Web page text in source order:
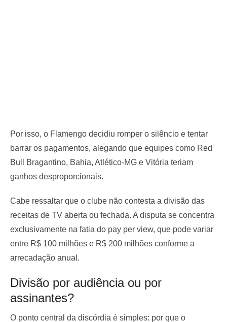
Por isso, o Flamengo decidiu romper o silêncio e tentar
barrar os pagamentos, alegando que equipes como Red
Bull Bragantino, Bahia, Atlético-MG e Vitória teriam
ganhos desproporcionais.
Cabe ressaltar que o clube não contesta a divisão das
receitas de TV aberta ou fechada. A disputa se concentra
exclusivamente na fatia do pay per view, que pode variar
entre R$ 100 milhões e R$ 200 milhões conforme a
arrecadação anual.
Divisão por audiência ou por
assinantes?
O ponto central da discórdia é simples: por que o